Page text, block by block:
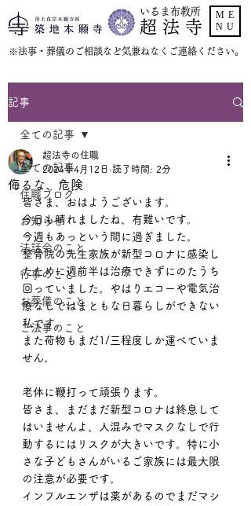
いるま布教所
超 法 寺
​※法事・葬儀のご相談など気兼ねなくご連絡ください。
ME
NU
記事
全ての記事
住職ブログ
お知らせ
法話会のこと
行事のこと
お葬儀のこと
ご法事のこと
全ての記事
侮るな、危険
超法寺の住職
2024年4月12日 読了時間: 2分
皆さま、おはようございます。
今日も晴れましたね、有難いです。
今週もあっという間に過ぎました。
整骨院の先生家族が新型コロナに感染し
たために週前半は治療できずにのたうち
回っていました。やはりエコーや電気治
療なしではまともな日暮らしができない
私です。
また荷物もまだ1/三程度しか運べていま
せん。
老体に鞭打って頑張ります。
皆さま、まだまだ新型コロナは終息して
はいませんよ、人混みでマスクなしで行
動するにはリスクが大きいです。特に小
さな子どもさんがいるご家族には最大限
の注意が必要です。
インフルエンザは薬があるのでまだマシ